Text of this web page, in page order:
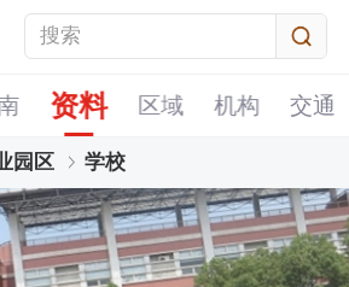
资料 区域 机构 交通
园区 学校